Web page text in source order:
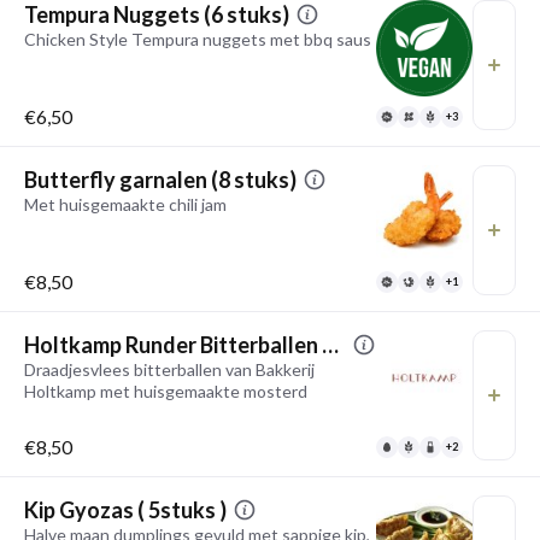
Tempura Nuggets (6 stuks)
Chicken Style Tempura nuggets met bbq saus
€6,50 +3
Butterfly garnalen (8 stuks)
Met huisgemaakte chili jam
€8,50 +1
Holtkamp Runder Bitterballen ( 6 stuks )
Draadjesvlees bitterballen van Bakkerij
Holtkamp met huisgemaakte mosterd
€8,50 +2
Kip Gyozas ( 5stuks )
Halve maan dumplings gevuld met sappige kip,